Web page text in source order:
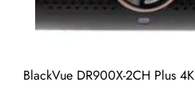
BlackVue DR900X-2CH Plus 4K